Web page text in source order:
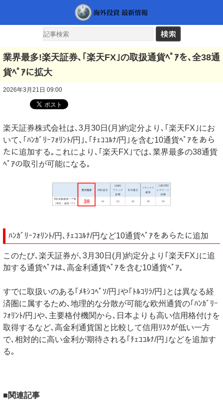
業界最多!楽天証券､｢楽天FX｣の取扱通貨ﾍﾟｱを､全38通
貨ﾍﾟｱに拡大
2026年3月21日 09:00
楽天証券株式会社は､3月30日(月)約定分より､｢楽天FX｣にお
いて､｢ﾊﾝｶﾞﾘｰﾌｫﾘﾝﾄ/円｣､｢ﾁｪｺｺﾙﾅ/円｣を含む10通貨ﾍﾟｱをあら
たに追加する｡これにより､｢楽天FX｣では､業界最多の38通貨
ﾍﾟｱの取引が可能になる｡
ﾊﾝｶﾞﾘｰﾌｫﾘﾝﾄ/円､ﾁｪｺｺﾙﾅ/円など10通貨ﾍﾟｱをあらたに追加
このたび､楽天証券が､3月30日(月)約定分より｢楽天FX｣に追
加する通貨ﾍﾟｱは､高金利通貨ﾍﾟｱを含む10通貨ﾍﾟｱ｡
すでに取扱いのある｢ﾒｷｼｺﾍﾟｿ/円｣や｢ﾄﾙｺﾘﾗ/円｣とは異なる経
済圏に属するため､地理的な分散が可能な欧州通貨の｢ﾊﾝｶﾞﾘｰ
ﾌｫﾘﾝﾄ/円｣や､主要格付機関から､日本よりも高い信用格付けを
取得するなど､高金利通貨国と比較して信用ﾘｽｸが低い一方
で､相対的に高い金利が期待される｢ﾁｪｺｺﾙﾅ/円｣などを追加す
る｡
■関連記事